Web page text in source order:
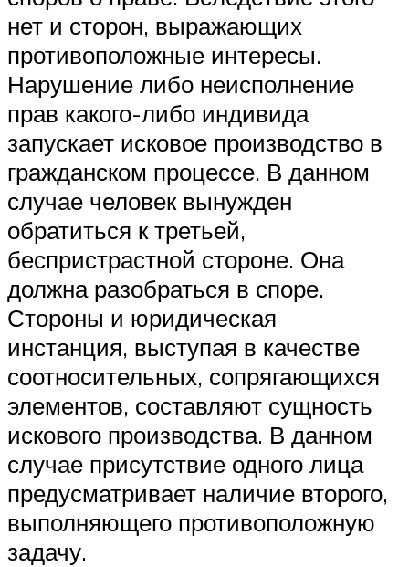
нет и сторон, выражающих
противоположные интересы.
Нарушение либо неисполнение
прав какого-либо индивида
запускает исковое производство в
гражданском процессе. В данном
случае человек вынужден
обратиться к третьей,
беспристрастной стороне. Она
должна разобраться в споре.
Стороны и юридическая
инстанция, выступая в качестве
соотносительных, сопрягающихся
элементов, составляют сущность
искового производства. В данном
случае присутствие одного лица
предусматривает наличие второго,
выполняющего противоположную
задачу.